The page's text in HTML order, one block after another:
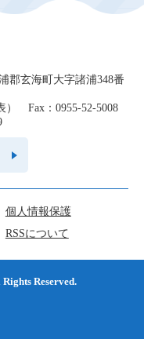
郡玄海町大字諸浦348番
） Fax：0955-52-5008
個人情報保護
RSSについて
Reserved.